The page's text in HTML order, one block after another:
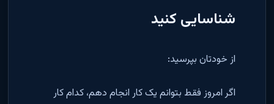
شناسایی کنید
از خودتان بپرسید:
اگر امروز فقط بتوانم یک کار انجام دهم، کدام کار